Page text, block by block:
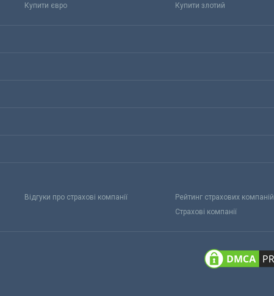
Купити євро Купити злотий
Відгуки про страхові компанії
Рейтинг страхових компаній
Страхові компанії